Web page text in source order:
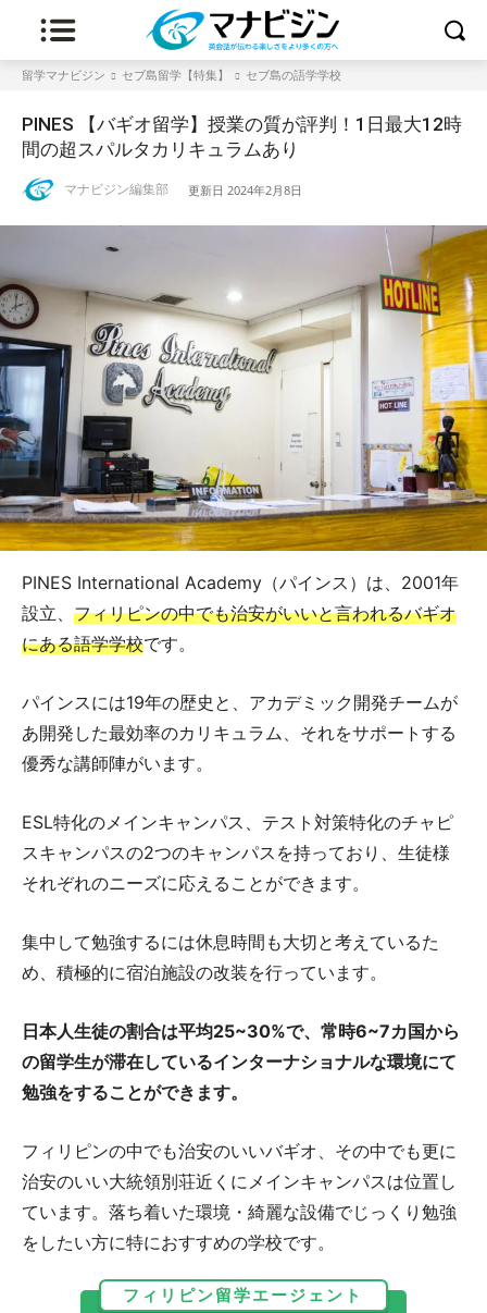
留学マナビジン セブ島留学【特集】 セブ島の語学学校
PINES 【バギオ留学】授業の質が評判！1日最大12時
間の超スパルタカリキュラムあり
マナビジン編集部 更新日 2024年2月8日
PINES International Academy（パインス）は、2001年
設立、 フィリピンの中でも治安がいいと言われるバギオ
にある語学学校です。
パインスには19年の歴史と、アカデミック開発チームが
あ開発した最効率のカリキュラム、それをサポートする
優秀な講師陣がいます。
ESL特化のメインキャンパス、テスト対策特化のチャピ
スキャンパスの2つのキャンパスを持っており、生徒様
それぞれのニーズに応えることができます。
集中して勉強するには休息時間も大切と考えているた
め、積極的に宿泊施設の改装を行っています。
日本人生徒の割合は平均25~30%で、常時6~7カ国から
の留学生が滞在しているインターナショナルな環境にて
勉強をすることができます。
フィリピンの中でも治安のいいバギオ、その中でも更に
治安のいい大統領別荘近くにメインキャンパスは位置し
ています。落ち着いた環境・綺麗な設備でじっくり勉強
をしたい方に特におすすめの学校です。
フィリピン留学エージェント